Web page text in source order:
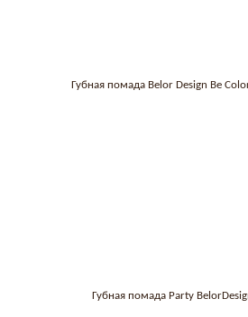
Губная помада Belor Design Be
Губная помада Party